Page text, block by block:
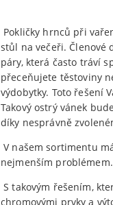
Pokličky hrnců při
stůl na večeři. Členové
páry, která často tráví
přeceňujete těstoviny
výdobytky. Toto řešení
Takový ostrý vánek
díky nesprávně
V našem sortimentu
nejmenším problémem.
S takovým řešením,
chromovými prvky a